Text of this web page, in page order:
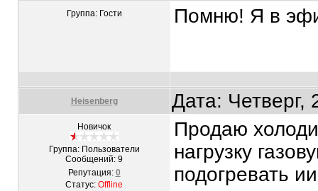
Группа: Гости Помню! Я в
Heisenberg Дата:
Новичок
Группа: Пользователи
Сообщений: 9
Репутация: 0
Статус: Offline
Продаю
нагрузку
подогревать